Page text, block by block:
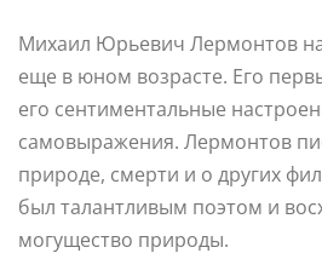
Михаил Юрьевич Лермонтов
еще в юном возрасте. Его
его сентиментальные
самовыражения. Лермонтов
природе, смерти и о других
был талантливым поэтом и
могущество природы.